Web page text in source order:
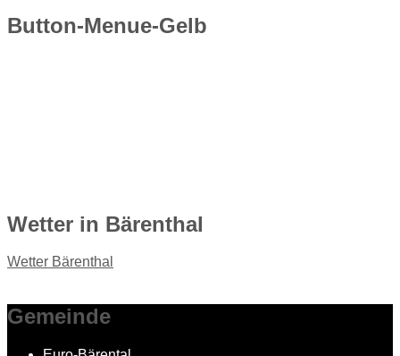
Button-Menue-Gelb
Wetter in Bärenthal
Wetter Bärenthal
Gemeinde